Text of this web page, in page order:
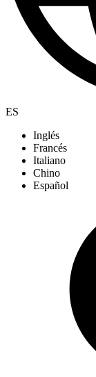
ES
Inglés
Francés
Italiano
Chino
Español